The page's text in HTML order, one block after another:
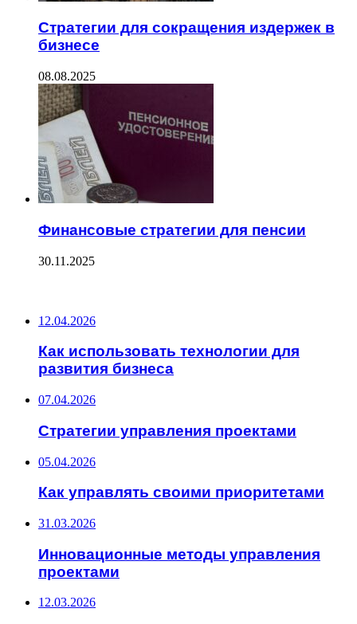
Стратегии для сокращения издержек в
бизнесе
08.08.2025
Финансовые стратегии для пенсии
30.11.2025
12.04.2026
Как использовать технологии для
развития бизнеса
07.04.2026
Стратегии управления проектами
05.04.2026
Как управлять своими приоритетами
31.03.2026
Инновационные методы управления
проектами
12.03.2026